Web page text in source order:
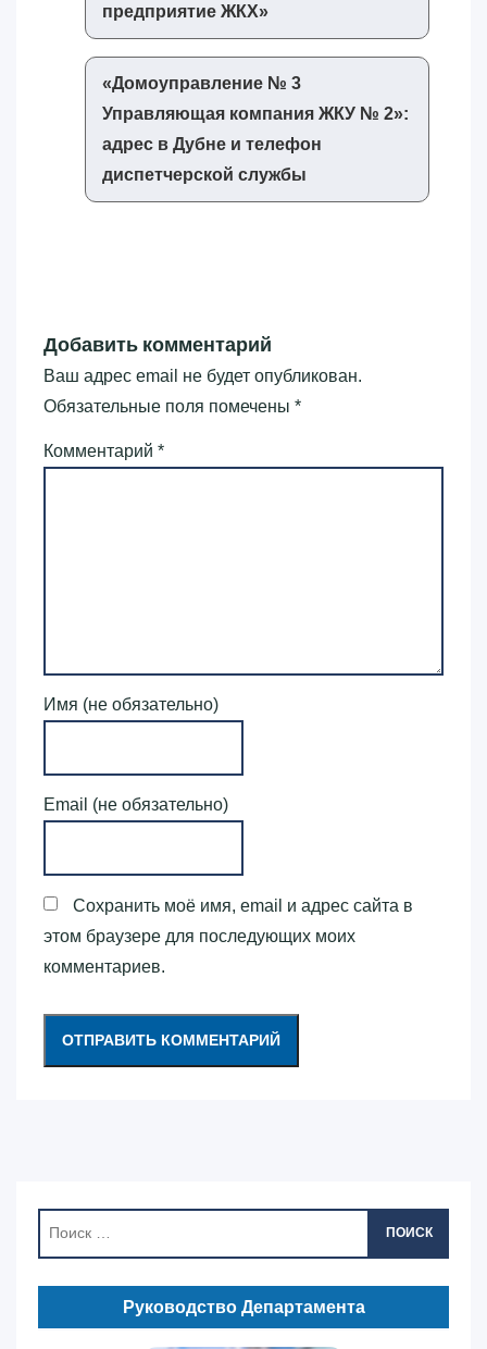
предприятие ЖКХ»‎
«‎Домоуправление № 3
Управляющая компания ЖКУ № 2»‎:
адрес в Дубне и телефон
диспетчерской службы
Добавить комментарий
Ваш адрес email не будет опубликован.
Обязательные поля помечены *
Комментарий *
Имя (не обязательно)
Email (не обязательно)
Сохранить моё имя, email и адрес сайта в
этом браузере для последующих моих
комментариев.
ПОИСК
Руководство Департамента